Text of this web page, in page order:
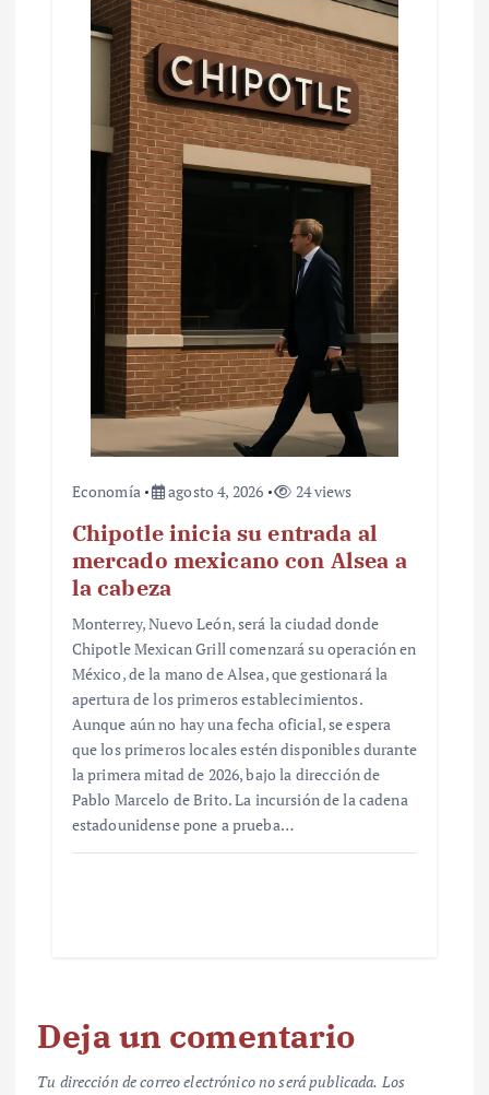
Economía agosto 4, 2026 24 views
Chipotle inicia su entrada al
mercado mexicano con Alsea a
la cabeza
Monterrey, Nuevo León, será la ciudad donde
Chipotle Mexican Grill comenzará su operación en
México, de la mano de Alsea, que gestionará la
apertura de los primeros establecimientos.
Aunque aún no hay una fecha oficial, se espera
que los primeros locales estén disponibles durante
la primera mitad de 2026, bajo la dirección de
Pablo Marcelo de Brito. La incursión de la cadena
estadounidense pone a prueba…
Deja un comentario
Tu dirección de correo electrónico no será publicada. Los